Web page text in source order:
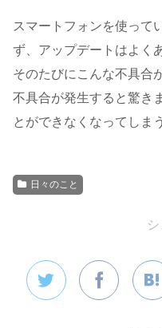
スマートフォンを使って
ず、アップデートはよく
そのたびにこんな不具合
不具合が発生すると驚き
とができなくなってしま
日々のこと